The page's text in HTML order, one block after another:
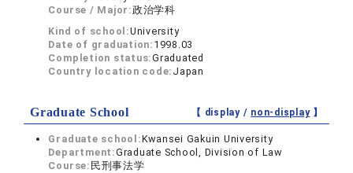
Course / Major:政治学科
Kind of school:University
Date of graduation: 1998.03
Completion status:Graduated
Country location code: Japan
Graduate School 【 display / non-display】
Graduate school:Kwansei Gakuin University
Department:Graduate School, Division of Law
Course: 民刑事法学